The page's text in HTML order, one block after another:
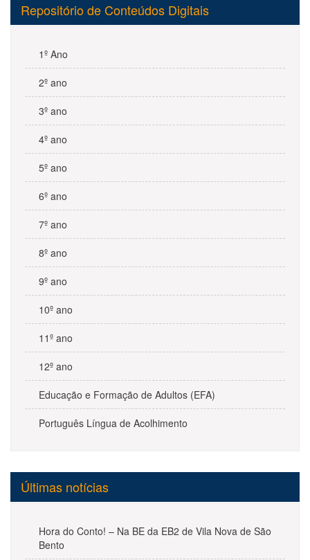
Repositório de Conteúdos Digitais
1º Ano
2º ano
3º ano
4º ano
5º ano
6º ano
7º ano
8º ano
9º ano
10º ano
11º ano
12º ano
Educação e Formação de Adultos (EFA)
Português Língua de Acolhimento
Últimas notícias
Hora do Conto! – Na BE da EB2 de Vila Nova de São
Bento